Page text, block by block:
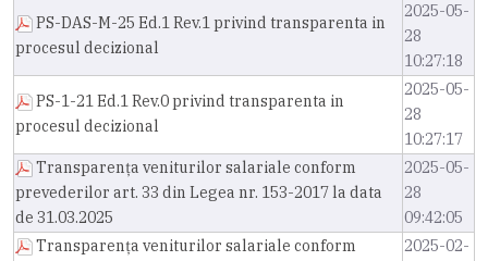
PS-DAS-M-25 Ed.1 Rev.1 privind transparenta in
procesul decizional
2025-05-
28
10:27:18
PS-1-21 Ed.1 Rev.0 privind transparenta in
procesul decizional
2025-05-
28
10:27:17
Transparența veniturilor salariale conform
prevederilor art. 33 din Legea nr. 153-2017 la data
de 31.03.2025
2025-05-
28
09:42:05
Transparența veniturilor salariale conform
2025-02-